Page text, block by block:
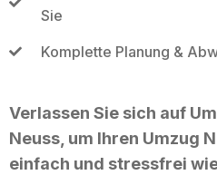
Sie
Komplette Planung &
Verlassen Sie sich auf
Neuss, um Ihren Umzug
einfach und stressfrei